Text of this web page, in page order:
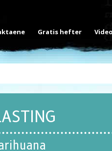
Gratis hefter